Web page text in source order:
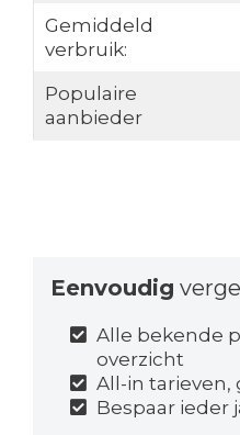
Gemiddeld
verbruik:
Populaire
aanbieder
Eenvoudig
Alle bekende
overzicht
All-in tarieven,
Bespaar ieder